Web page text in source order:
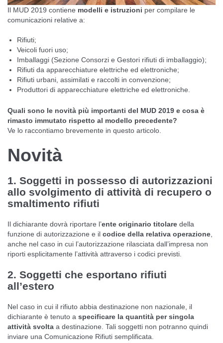
Il MUD 2019 contiene modelli e istruzioni per compilare le
comunicazioni relative a:
Rifiuti;
Veicoli fuori uso;
Imballaggi (Sezione Consorzi e Gestori rifiuti di imballaggio);
Rifiuti da apparecchiature elettriche ed elettroniche;
Rifiuti urbani, assimilati e raccolti in convenzione;
Produttori di apparecchiature elettriche ed elettroniche.
Quali sono le novità più importanti del MUD 2019 e cosa è
rimasto immutato rispetto al modello precedente?
Ve lo raccontiamo brevemente in questo articolo.
Novità
1. Soggetti in possesso di autorizzazioni
allo svolgimento di attività di recupero o
smaltimento rifiuti
Il dichiarante dovrà riportare l’ente originario titolare della
funzione di autorizzazione e il codice della relativa operazione,
anche nel caso in cui l’autorizzazione rilasciata dall’impresa non
riporti esplicitamente l’attività attraverso i codici previsti.
2. Soggetti che esportano rifiuti
all’estero
Nel caso in cui il rifiuto abbia destinazione non nazionale, il
dichiarante è tenuto a specificare la quantità per singola
attività svolta a destinazione. Tali soggetti non potranno quindi
inviare una Comunicazione Rifiuti semplificata.